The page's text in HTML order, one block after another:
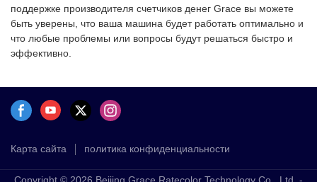
поддержке производителя счетчиков денег Grace вы можете
быть уверены, что ваша машина будет работать оптимально и
что любые проблемы или вопросы будут решаться быстро и
эффективно.
Карта сайта политика конфиденциальности